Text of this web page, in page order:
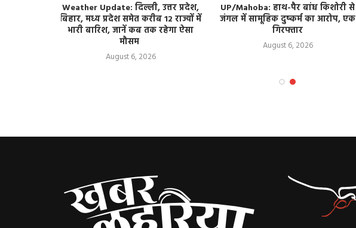
Weather Update: दिल्ली, उत्तर प्रदेश,
बिहार, मध्य प्रदेश समेत करीब 12 राज्यों में
भारी बारिश, जानें कब तक रहेगा ऐसा
मौसम
August 6, 2026
UP/Mahoba: हाथ-पैर बांध किशोरी से
जंगल में सामूहिक दुष्कर्म का आरोप, एक
गिरफ्तार
August 6, 2026